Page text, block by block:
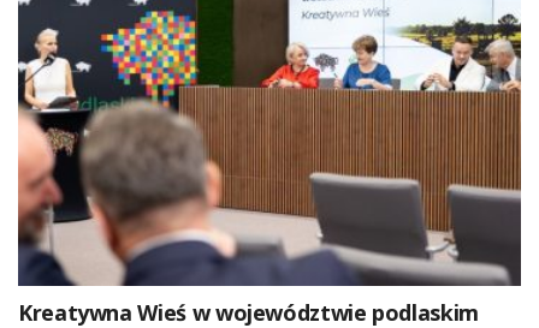
Kreatywna Wieś w województwie podlaskim